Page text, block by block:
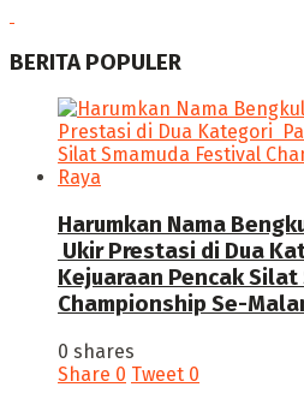
BERITA POPULER
Harumkan Nama
Ukir Prestasi di Dua
Kejuaraan Pencak
Championship Se-
0 shares
Share 0 Tweet 0